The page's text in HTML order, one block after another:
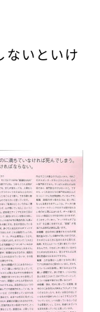
ないといけ
す。